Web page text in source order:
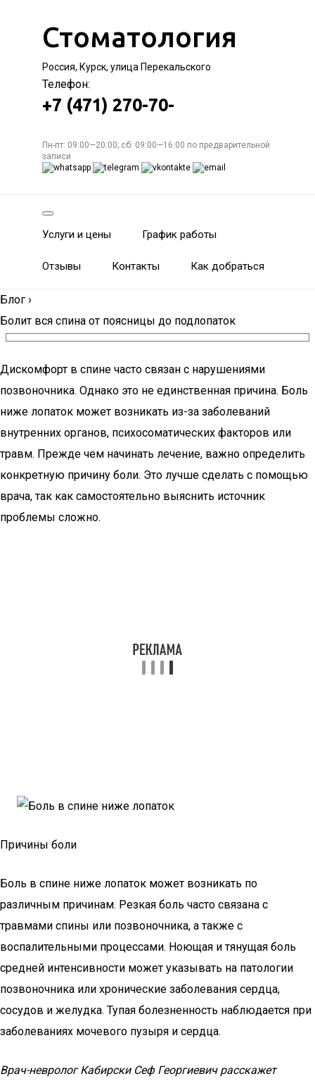
Стоматология
Россия, Курск, улица Перекальского
Телефон:
+7 (471) 270-70-
Пн-пт: 09:00—20:00; сб: 09:00—16:00 по предварительной
записи
Услуги и цены График работы
Отзывы Контакты Как добраться
Блог ›
Болит вся спина от поясницы до подлопаток
Дискомфорт в спине часто связан с нарушениями
позвоночника. Однако это не единственная причина. Боль
ниже лопаток может возникать из-за заболеваний
внутренних органов, психосоматических факторов или
травм. Прежде чем начинать лечение, важно определить
конкретную причину боли. Это лучше сделать с помощью
врача, так как самостоятельно выяснить источник
проблемы сложно.
Причины боли
Боль в спине ниже лопаток может возникать по
различным причинам. Резкая боль часто связана с
травмами спины или позвоночника, а также с
воспалительными процессами. Ноющая и тянущая боль
средней интенсивности может указывать на патологии
позвоночника или хронические заболевания сердца,
сосудов и желудка. Тупая болезненность наблюдается при
заболеваниях мочевого пузыря и сердца.
Врач-невролог Кабирски Сеф Георгиевич расскажет